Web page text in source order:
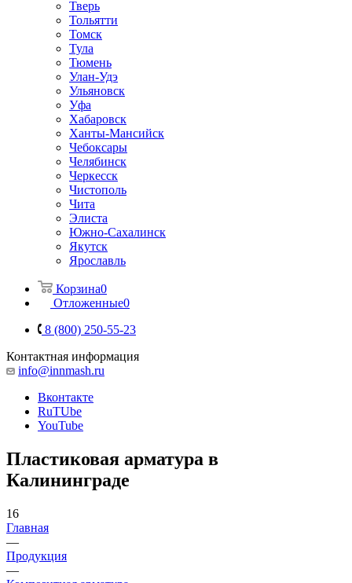
Тверь
Тольятти
Томск
Тула
Тюмень
Улан-Удэ
Ульяновск
Уфа
Хабаровск
Ханты-Мансийск
Чебоксары
Челябинск
Черкесск
Чистополь
Чита
Элиста
Южно-Сахалинск
Якутск
Ярославль
Корзина0
Отложенные0
8 (800) 250-55-23
Контактная информация
info@innmash.ru
Вконтакте
RuTUbe
YouTube
Пластиковая арматура в
Калининграде
16
Главная
—
Продукция
—